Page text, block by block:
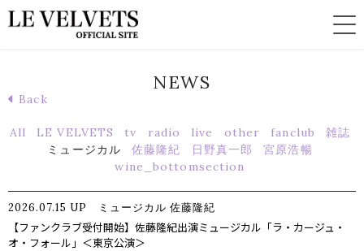
NEWS
Back
All LE VELVETS tv radio live other fanclub
雑誌
ミュージカル
佐藤隆紀 日野真一郎
宮原浩暢
wine_bottomsection
2026.07.15 UP ミュージカル 佐藤隆紀
【ファンクラブ受付開始】佐藤隆紀出演ミュージカル「ラ・カージュ・
オ・フォール」＜東京公演＞